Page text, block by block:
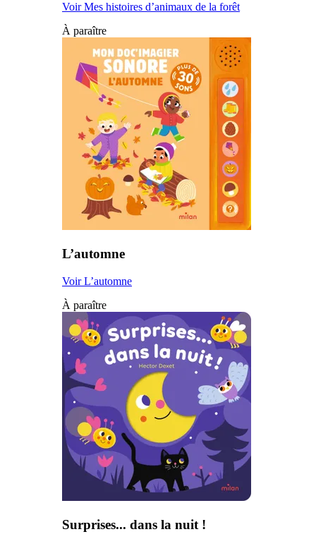
Voir Mes histoires d’animaux de la forêt
À paraître
L’automne
Voir L’automne
À paraître
Surprises... dans la nuit !